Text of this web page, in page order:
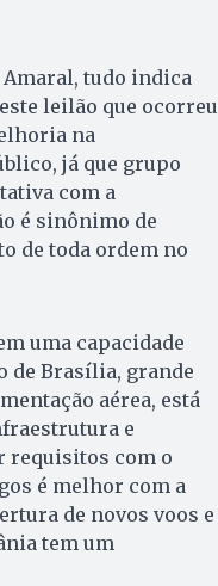
tudo indica
leilão que ocorreu
na
já que grupo
com a
é sinônimo de
de toda ordem no
uma capacidade
de Brasília, grande
aérea, está
e
requisitos com o
é melhor com a
de novos voos e
tem um